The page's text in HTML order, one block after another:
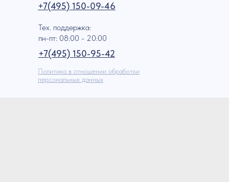
Политика в отношении обработки
персональных данных
+7(495) 150-09-46
+7(495) 150-95-42
пн-пт: 08:00 - 20:00
Тех. поддержка: